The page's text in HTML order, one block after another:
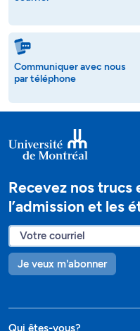
Communiquer avec nous
par téléphone
Recevez nos trucs
l’admission et les
Je veux m'abonner
Qui êtes-vous?